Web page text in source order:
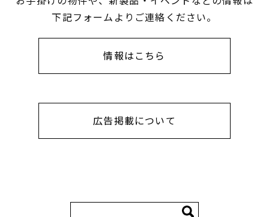
下記フォームよりご連絡ください。
情報はこちら
広告掲載について